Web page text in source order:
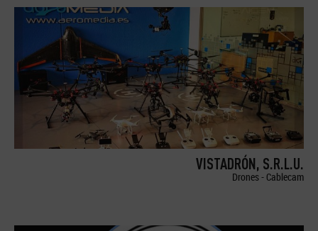
VISTADRÓN, S.R.L.U.
Drones - Cablecam